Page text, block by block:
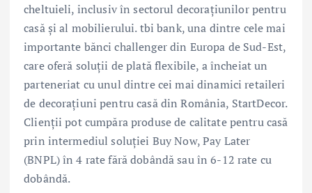
cheltuieli, inclusiv în sectorul decorațiunilor pentru
casă și al mobilierului. tbi bank, una dintre cele mai
importante bănci challenger din Europa de Sud-Est,
care oferă soluții de plată flexibile, a încheiat un
parteneriat cu unul dintre cei mai dinamici retaileri
de decorațiuni pentru casă din România, StartDecor.
Clienții pot cumpăra produse de calitate pentru casă
prin intermediul soluției Buy Now, Pay Later
(BNPL) în 4 rate fără dobândă sau în 6-12 rate cu
dobândă.